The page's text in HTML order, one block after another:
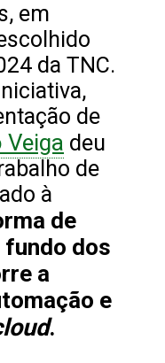
em
da TNC.
de
Veiga deu
de
à
de
dos
a
e
.